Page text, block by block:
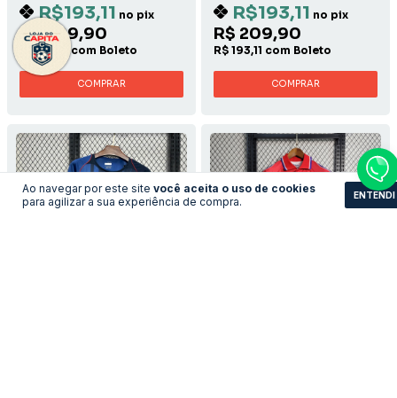
Ao navegar por este site você aceita o uso de cookies
para agilizar a sua experiência de compra.
ENTENDI
R$193,11 no pix
R$ 209,90
R$ 193,11 com Boleto
COMPRAR
R$193,11 no pix
R$ 209,90
R$ 193,11 com Boleto
COMPRAR